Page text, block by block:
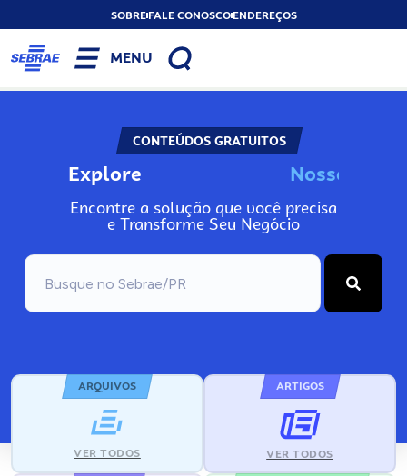
SOBREFALE CONOSCOENDEREÇOS
MENU
CONTEÚDOS GRATUITOS
Explore No
Encontre a solução que você precisa
e Transforme Seu Negócio
ARQUIVOS
VER TODOS
ARTIGOS
VER TODOS